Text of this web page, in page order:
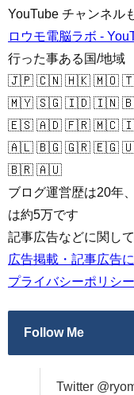
YouTube チャンネル
ロウモ電脳ラボ -
行った事ある国/地域
🇯🇵 🇨🇳 🇭🇰 🇲🇴
🇲🇾 🇸🇬 🇮🇩 🇮🇳
🇪🇸 🇦🇩 🇫🇷 🇲🇨
🇦🇱 🇧🇬 🇬🇷 🇪🇬
🇧🇷 🇦🇺
ブログ運営歴は20年
は約5万です
記事広告などに関し
広告掲載・記事広告
プライバシーポリシー
Follow Me
Twitter